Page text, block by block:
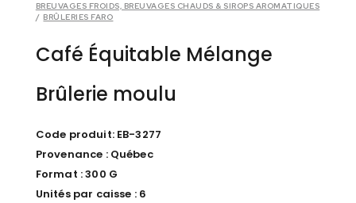
BREUVAGES FROIDS, BREUVAGES CHAUDS & SIROPS AROMATIQUES
/ BRÛLERIES FARO
Café Équitable Mélange
Brûlerie moulu
Code produit: EB-3277
Provenance : Québec
Format : 300 G
Unités par caisse : 6